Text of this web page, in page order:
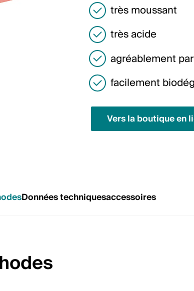
très moussant
très acide
agréablement
facilement
Vers la boutique en
Données techniquesaccessoires